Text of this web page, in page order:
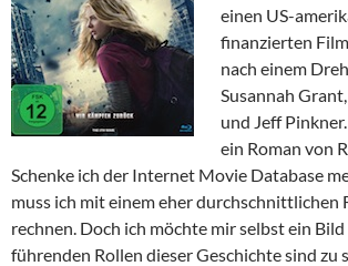
einen US-
finanzierten
nach einem
Susannah
und Jeff
ein Roman von
Schenke ich der Internet Movie Database
muss ich mit einem eher durchschnittlichen
rechnen. Doch ich möchte mir selbst ein Bild
führenden Rollen dieser Geschichte sind zu